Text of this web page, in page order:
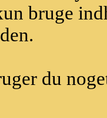
bruge
du